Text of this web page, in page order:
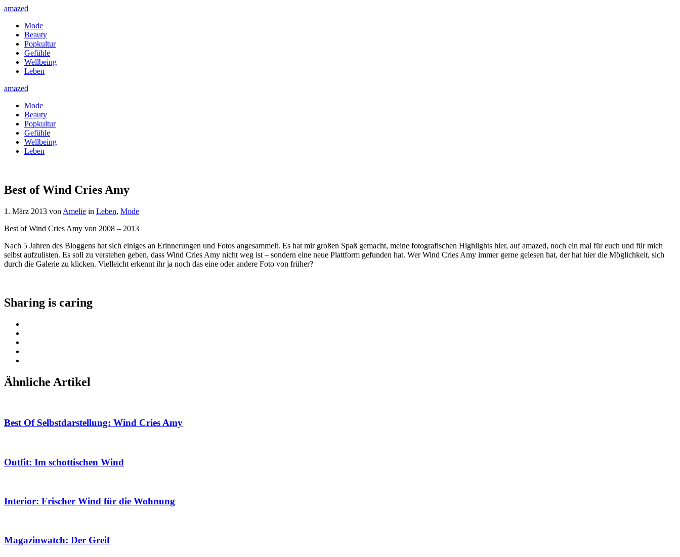
amazed
Mode
Beauty
Popkultur
Gefühle
Wellbeing
Leben
amazed
Mode
Beauty
Popkultur
Gefühle
Wellbeing
Leben
Best of Wind Cries Amy
1. März 2013 von Amelie in Leben, Mode
Best of Wind Cries Amy von 2008 – 2013
Nach 5 Jahren des Bloggens hat sich einiges an Erinnerungen und Fotos angesammelt. Es hat mir großen Spaß gemacht, meine fotografischen Highlights hier, auf amazed, noch ein mal für euch und für mich
selbst aufzulisten. Es soll zu verstehen geben, dass Wind Cries Amy nicht weg ist – sondern eine neue Plattform gefunden hat. Wer Wind Cries Amy immer gerne gelesen hat, der hat hier die Möglichkeit, sich
durch die Galerie zu klicken. Vielleicht erkennt ihr ja noch das eine oder andere Foto von früher?
Sharing is caring
Ähnliche Artikel
Best Of Selbstdarstellung: Wind Cries Amy
Outfit: Im schottischen Wind
Interior: Frischer Wind für die Wohnung
Magazinwatch: Der Greif